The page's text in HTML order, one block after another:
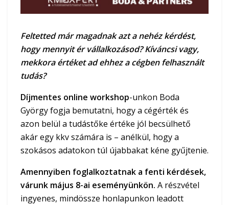
Feltetted már magadnak azt a nehéz kérdést,
hogy mennyit ér vállalkozásod? Kíváncsi vagy,
mekkora értéket ad ehhez a cégben felhasznált
tudás?
Díjmentes online workshop-unkon Boda
György fogja bemutatni, hogy a cégérték és
azon belül a tudástőke értéke jól becsülhető
akár egy kkv számára is – anélkül, hogy a
szokásos adatokon túl újabbakat kéne gyűjtenie.
Amennyiben foglalkoztatnak a fenti kérdések,
várunk május 8-ai eseményünkön. A részvétel
ingyenes, mindössze honlapunkon leadott